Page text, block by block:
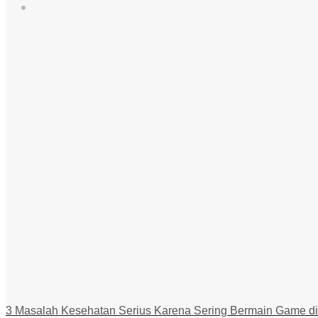
3 Masalah Kesehatan Serius Karena Sering Bermain Game